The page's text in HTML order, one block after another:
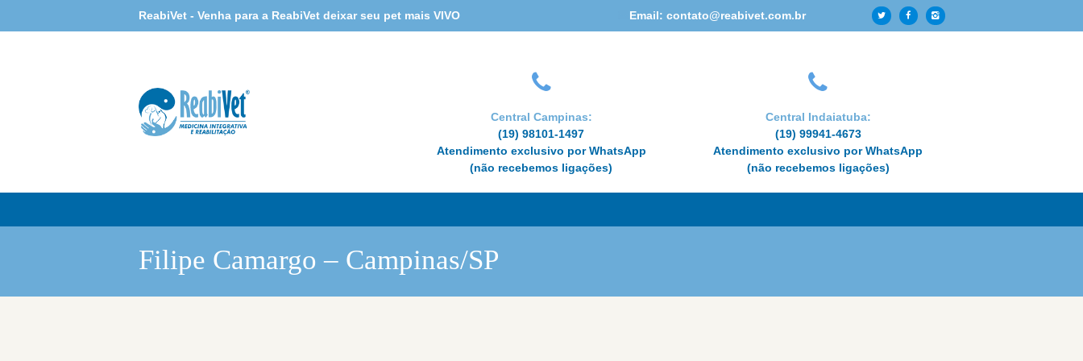
ReabiVet - Venha para a ReabiVet deixar seu pet mais VIVO Email: contato@reabivet.com.br
Central Campinas:
(19) 98101-1497
Atendimento exclusivo por WhatsApp
(não recebemos ligações)
Central Indaiatuba:
(19) 99941-4673
Atendimento exclusivo por WhatsApp
(não recebemos ligações)
Filipe Camargo – Campinas/SP
HOME
CUIDADOS À
DISTÂNCIA
AGENDAMENTO